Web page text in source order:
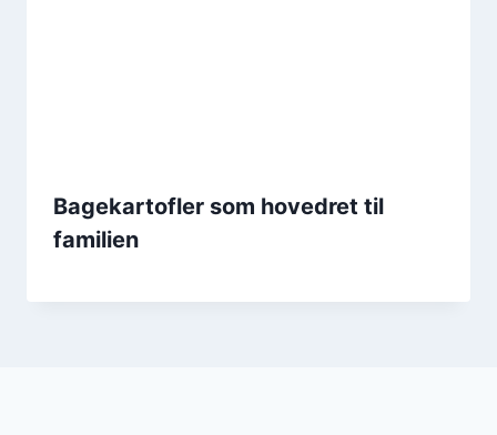
Bagekartofler som hovedret til
familien